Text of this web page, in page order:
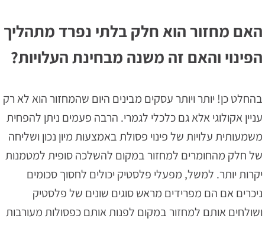
האם מחזור הוא חלק בלתי נפרד מתהליך
הפינוי והאם זה משנה מבחינת העלויות?
בהחלט כן! יותר ויותר עסקים מבינים היום שהמחזור הוא לא רק
עניין אקולוגי אלא גם כלכלי לגמרי. הרבה פעמים ניתן להפחית
משמעותית עלויות של פינוי פסולת באמצעות מיון נכון ושליחה
של חלק מהחומרים למחזור במקום להשלכה סופית למטמנות
יקרות יותר. למשל, מפעלי פלסטיק יכולים לחסוך סכומים
ניכרים אם הם מפרידים מראש סוגים שונים של פלסטיק
ושולחים אותם למחזור במקום לפנות אותם כפסולות מעורבות